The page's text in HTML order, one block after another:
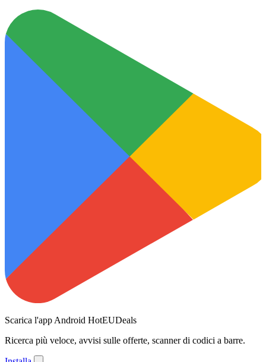
Scarica l'app Android HotEUDeals
Ricerca più veloce, avvisi sulle offerte, scanner di codici a barre.